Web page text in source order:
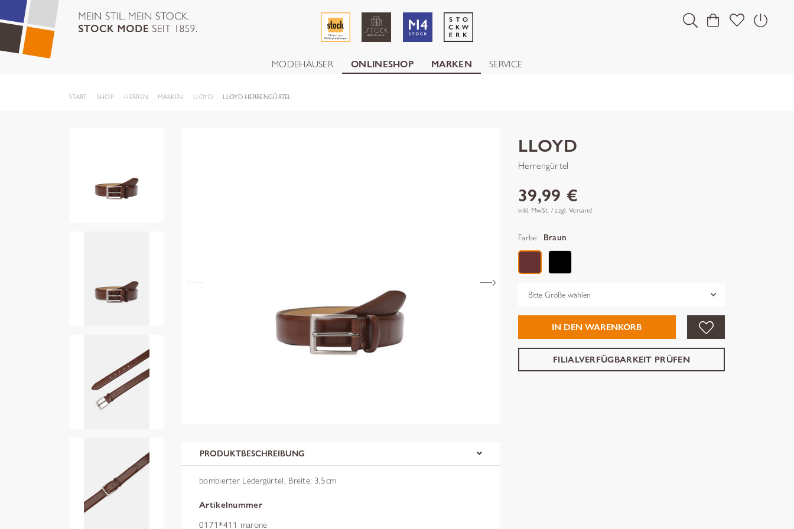
MODEHÄUSER ONLINESHOP MARKEN SERVICE
START SHOP HERREN MARKEN LLOYD LLOYD HERRENGÜRTEL
PRODUKTBESCHREIBUNG
bombierter Ledergürtel, Breite: 3,5cm
Artikelnummer
0171*411 marone
LLOYD
Herrengürtel
39,99 €
inkl. MwSt. / zzgl. Versand
Farbe: Braun
Grösse
IN DEN WARENKORB
FILIALVERFÜGBARKEIT PRÜFEN